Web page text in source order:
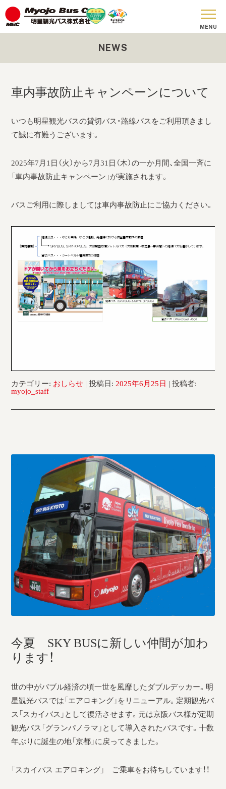
ツアーコース
お問い合わせ
安全管理規程
被害者等支援計画
新型コロナ感染予防対策
NEWS
車内事故防止キャンペーンについて
いつも明星観光バスの貸切バス・路線バスをご利用頂きまし
て誠に有難うございます。
2025年7月1日（火）から7月31日（木）の一か月間、全国一斉に
「車内事故防止キャンペーン」が実施されます。
バスご利用に際しましては車内事故防止にご協力ください。
カテゴリー: おしらせ | 投稿日: 2025年6月25日 |投稿者:
myojo_staff
今夏 SKY BUSに新しい仲間が加わ
ります！
世の中がバブル経済の頃一世を風靡したダブルデッカー。明
星観光バスでは「エアロキング」をリニューアル。定期観光バ
ス「スカイバス」として復活させます。元は京阪バス様が定期
観光バス「グランパノラマ」として導入されたバスです。十数
年ぶりに誕生の地「京都」に戻ってきました。
「スカイバス エアロキング」 ご乗車をお待ちしています！！